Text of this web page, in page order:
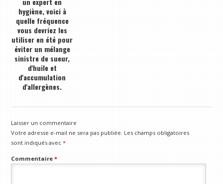
hygiène, voici à
quelle fréquence
vous devriez les
utiliser en été pour
éviter un mélange
sinistre de sueur,
d'huile et
d'accumulation
d'allergènes.
Laisser un commentaire
Votre adresse e-mail ne sera pas publiée. Les champs obligatoires
sont indiqués avec*
Commentaire*